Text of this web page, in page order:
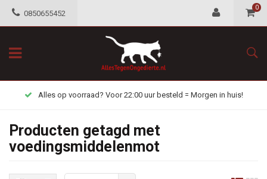
0850655452
0
Alles op voorraad? Voor 22:00 uur besteld = Morgen in huis!
Producten getagd met
voedingsmiddelenmot